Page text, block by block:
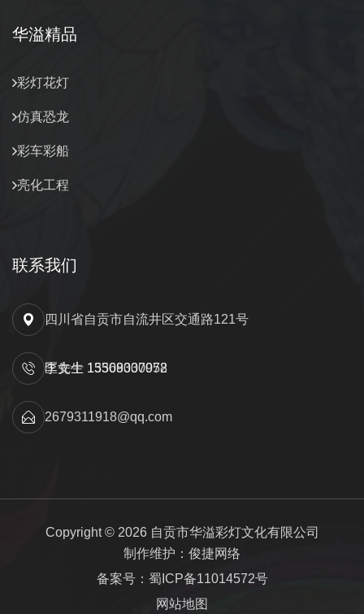
华溢精品
彩灯花灯
仿真恐龙
彩车彩船
亮化工程
联系我们
四川省自贡市自流井区交通路121号
匡先生 15309000052
李女士 13568337978
2679311918@qq.com
Copyright © 2026 自贡市华溢彩灯文化有限公司
制作维护：俊捷网络
备案号：蜀ICP备11014572号
网站地图